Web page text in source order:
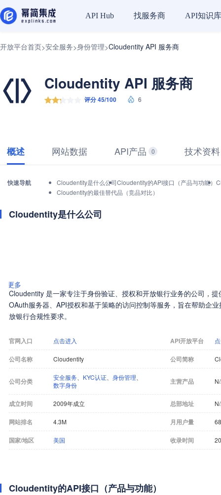
API Hub 找服务商 API知识库
开放平台首页>安全服务>身份管理>Cloudentity API 服务商
Cloudentity API 服务商
评分 45/100 6
概述 网站数据 API产品 0 技术资料
快速导航 Cloudentity是什么公司Cloudentity的API接口（产品与功能）
Cloudentity的最佳替代品（竞品对比）
Cloudentity是什么公司
更多
Cloudentity 是一家专注于身份验证、授权和开放银行业务的公司，
OAuth服务器、API授权和基于策略的访问控制等服务，旨在帮助企
放银行合规性要求。
官网入口 点击进入 API开放平台
公司名称 Cloudentity 公司简称
公司分类 安全服务 KYC认证 身份管理
数字身份
主营产品
成立时间 2009年成立 总部地址
网站排名 4.3M 月用户量 68
国家/地区 美国 收录时间
Cloudentity的API接口（产品与功能）